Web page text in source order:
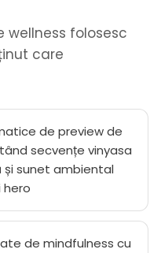
wellness folosesc
care
de preview de
secvențe vinyasa
și sunet ambiental
hero
de mindfulness cu